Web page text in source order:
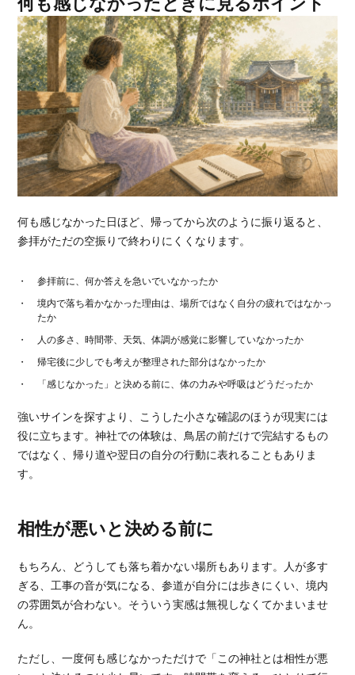
何も感じなかった日ほど、帰ってから次のように振り返ると、
参拝がただの空振りで終わりにくくなります。
参拝前に、何か答えを急いでいなかったか
境内で落ち着かなかった理由は、場所ではなく自分の疲れではなかっ
たか
人の多さ、時間帯、天気、体調が感覚に影響していなかったか
帰宅後に少しでも考えが整理された部分はなかったか
「感じなかった」と決める前に、体の力みや呼吸はどうだったか
強いサインを探すより、こうした小さな確認のほうが現実には
役に立ちます。神社での体験は、鳥居の前だけで完結するもの
ではなく、帰り道や翌日の自分の行動に表れることもありま
す。
相性が悪いと決める前に
もちろん、どうしても落ち着かない場所もあります。人が多す
ぎる、工事の音が気になる、参道が自分には歩きにくい、境内
の雰囲気が合わない。そういう実感は無視しなくてかまいませ
ん。
ただし、一度何も感じなかっただけで「この神社とは相性が悪